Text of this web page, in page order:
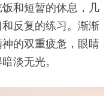
和短暂的休息，几
反复的练习。渐渐
的双重疲惫，眼睛
淡无光。